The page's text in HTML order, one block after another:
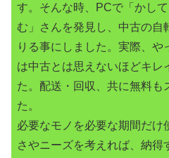
す。そんな時、PCで「かし
む」さんを発見し、中古の自
りる事にしました。実際、や
は中古とは思えないほどキレ
た。配送・回収、共に無料も
た。
必要なモノを必要な期間だけ
さやニーズを考えれば、納得